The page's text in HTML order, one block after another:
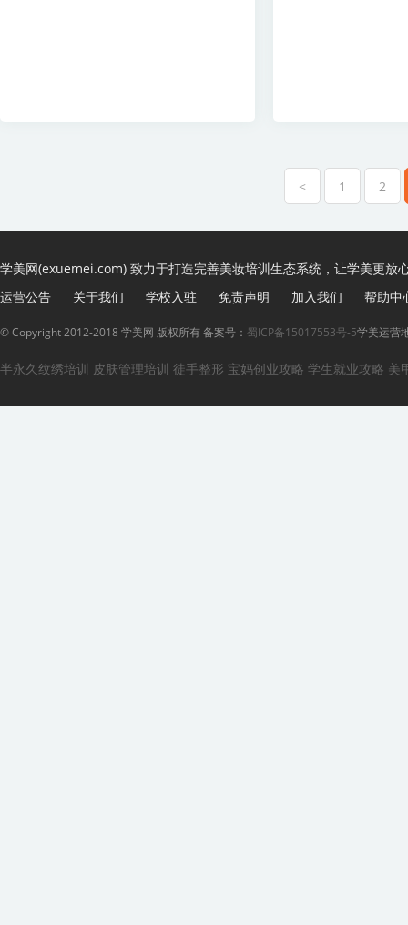
< 1 2
学美网(exuemei.com) 致力于打造完善美妆培训生态系统，让学美更放
运营公告
关于我们 学校入驻 免责声明 加入我们 帮助中
© Copyright 2012-2018 学美网 版权所有 备案号： 蜀ICP备15017553号-5学美运营
半永久纹绣培训 皮肤管理培训 徒手整形 宝妈创业攻略 学生就业攻略 美